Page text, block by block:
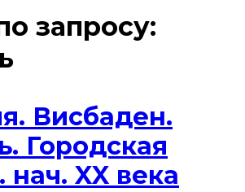
запросу:
Висбаден.
Городская
нач. XX века